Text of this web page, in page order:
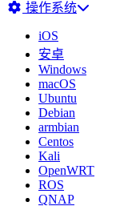
操作系统
iOS
安卓
Windows
macOS
Ubuntu
Debian
armbian
Centos
Kali
OpenWRT
ROS
QNAP